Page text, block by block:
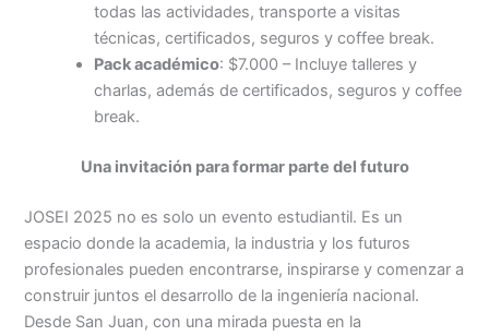
todas las actividades, transporte a visitas
técnicas, certificados, seguros y coffee break.
Pack académico: $7.000 – Incluye talleres y
charlas, además de certificados, seguros y coffee
break.
Una invitación para formar parte del futuro
JOSEI 2025 no es solo un evento estudiantil. Es un
espacio donde la academia, la industria y los futuros
profesionales pueden encontrarse, inspirarse y comenzar a
construir juntos el desarrollo de la ingeniería nacional.
Desde San Juan, con una mirada puesta en la